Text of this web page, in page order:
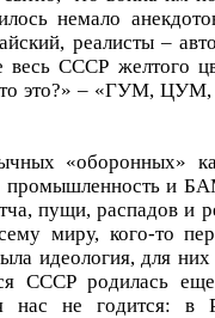
немало
реалисты –
весь СССР желтого
это?» – «ГУМ, ЦУМ,
«оборонных»
промышленность и
пущи, распадов и
миру, кого-то
идеология, для
СССР родилась
нас не годится: в